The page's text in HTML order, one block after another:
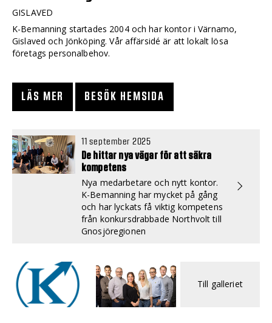
GISLAVED
K-Bemanning startades 2004 och har kontor i Värnamo,
Gislaved och Jönköping. Vår affärsidé är att lokalt lösa
företags personalbehov.
LÄS MER BESÖK HEMSIDA
11 september 2025
De hittar nya vägar för att säkra
kompetens
Nya medarbetare och nytt kontor.
K-Bemanning har mycket på gång
och har lyckats få viktig kompetens
från konkursdrabbade Northvolt till
Gnosjöregionen
Till galleriet